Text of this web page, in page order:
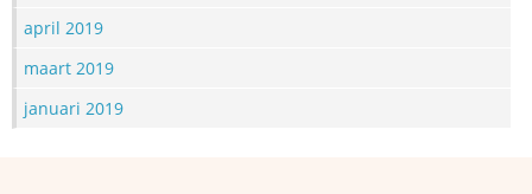
april 2019
maart 2019
januari 2019